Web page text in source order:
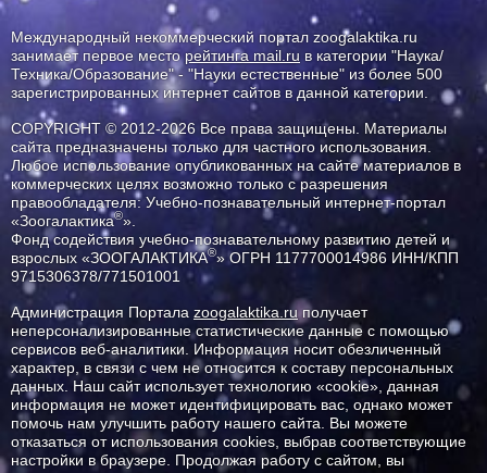
Международный некоммерческий портал zoogalaktika.ru
занимает первое месторейтинга mail.ru в категории "Наука/
Техника/Образование" - "Науки естественные" из более 500
зарегистрированных интернет сайтов в данной категории.
COPYRIGHT © 2012-2026 Все права защищены. Материалы
сайта предназначены только для частного использования.
Любое использование опубликованных на сайте материалов в
коммерческих целях возможно только с разрешения
правообладателя: Учебно-познавательный интернет-портал
«Зоогалактика®».
Фонд содействия учебно-познавательному развитию детей и
взрослых «ЗООГАЛАКТИКА®» ОГРН 1177700014986 ИНН/КПП
9715306378/771501001
Администрация Портала zoogalaktika.ruполучает
неперсонализированные статистические данные с помощью
сервисов веб-аналитики. Информация носит обезличенный
характер, в связи с чем не относится к составу персональных
данных. Наш сайт использует технологию «cookie», данная
информация не может идентифицировать вас, однако может
помочь нам улучшить работу нашего сайта. Вы можете
отказаться от использования cookies, выбрав соответствующие
настройки в браузере. Продолжая работу с сайтом, вы